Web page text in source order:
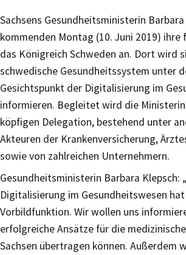
Sachsens Gesundheitsministerin
kommenden Montag (10. Juni 2019) ihre
das Königreich Schweden an. Dort wird
schwedische Gesundheitssystem unter
Gesichtspunkt der Digitalisierung im
informieren. Begleitet wird die
köpfigen Delegation, bestehend unter
Akteuren der Krankenversicherung,
sowie von zahlreichen Unternehmern.
Gesundheitsministerin Barbara Klepsch:
Digitalisierung im Gesundheitswesen
Vorbildfunktion. Wir wollen uns
erfolgreiche Ansätze für die
Sachsen übertragen können. Außerdem